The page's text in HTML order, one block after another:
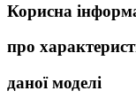
Корисна
про
даної моделі